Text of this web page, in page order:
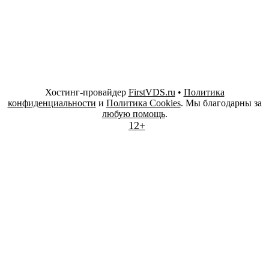
Хостинг-провайдер FirstVDS.ru • Политика
конфиденциальности и Политика Cookies. Мы благодарны за
любую помощь.
12+